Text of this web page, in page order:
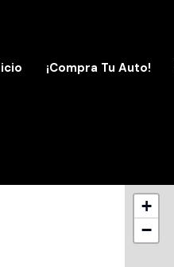
¡Compra Tu Auto!
+
−